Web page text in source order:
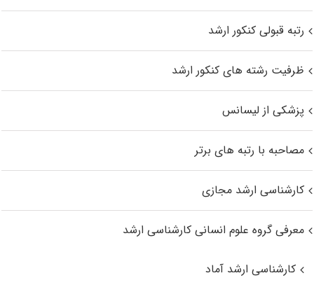
رتبه قبولی کنکور ارشد
ظرفیت رشته های کنکور ارشد
پزشکی از لیسانس
مصاحبه با رتبه های برتر
کارشناسی ارشد مجازی
معرفی گروه علوم انسانی کارشناسی ارشد
کارشناسی ارشد آماد